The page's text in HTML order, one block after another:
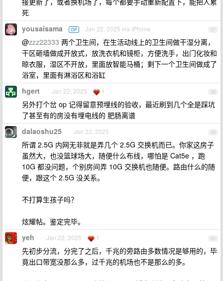
死
37
yousaisama OP Jan 22, 2025 via iPhone
@zzz22333 两个卫生间，在生活动线上的卫生间做干湿分离，
干区砸墙做成开放式，放洗衣机和镜柜，方便洗手，出门化妆和
晾衣服，湿区不开放，里面放智能马桶；剩下一个卫生间做成了
浴室，里面有淋浴区和浴缸
38
hgert Jan 22, 2025 1
另外打个岔 op 记得留意预埋线的验收，最近刷到几个全是踩坑
了甚至有的房没有埋电线的 肥肠离谱
39
dalaoshu25 Jan 22, 2025
所谓 2.5G 内网无非就是弄几个 2.5G 交换机而已。你家这房子
虽然大，也没篮球场大，随便什么布线，哪怕是 Cat5e ，跑
10G 都没问题，个别房间弄 10G 交换机也随便。路由什么的随
便，跟这个 2.5G 没关系。
不打算生孩子吗？
炫耀帖。鉴定完毕。
40
yeh Jan 22, 2025 1
先初步分流，分完了之后，千兆的旁路由多数情况是够用的，毕
竟出口带宽没那么多，过千兆的机场也不是那么的多。